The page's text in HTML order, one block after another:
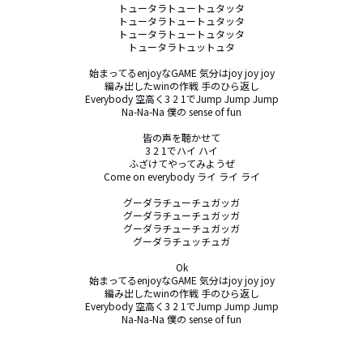
トュータラトュートュタッタ
トュータラトュートュタッタ
トュータラトュートュタッタ
トュータラトュットュタ
始まってるenjoyなGAME 気分はjoy joy joy
編み出したwinの作戦 手のひら返し
Everybody 空高く3 2 1でJump Jump Jump
Na-Na-Na 僕の sense of fun
皆の声を聴かせて
3 2 1でハイ ハイ
ふざけてやってみようぜ
Come on everybody ライ ライ ライ
グーダラチューチュガッガ
グーダラチューチュガッガ
グーダラチューチュガッガ
グーダラチュッチュガ
Ok
始まってるenjoyなGAME 気分はjoy joy joy
編み出したwinの作戦 手のひら返し
Everybody 空高く3 2 1でJump Jump Jump
Na-Na-Na 僕の sense of fun